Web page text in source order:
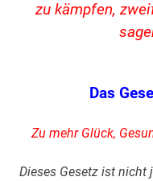
zu kämpfen,
Das
Zu mehr Glück,
Dieses Gesetz ist nicht